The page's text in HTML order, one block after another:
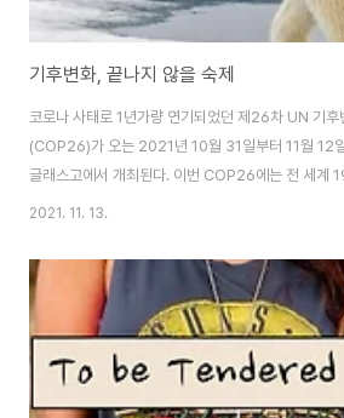
기후변화, 끝나지 않을 숙제
코로나 사태로 1년가량 연기되었던 제26차 UN 기후
(COP26)가 오는 2021년 10월 31일부터 11월 12
글래스고에서 개최된다. 이번 COP26에는 전 세계
정상들을 포함한 약 3만 명의 개인과 단체들이 모여
다. 코로나로 인한 2년간의 공백과 더불어 2019년
되었던 COP25가 뚜렷한 성과 없이 마무리된 탓에
개최가 각별히 중요시되고 있다. 이번 COP26가 제
다음과 같다[1]: 2050년까지 글로벌 탄소중립 달성
후변화로 위협받..
2021. 11. 13.